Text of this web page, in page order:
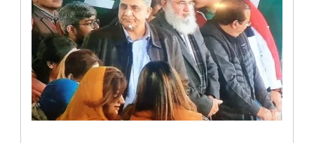
انٹرٹینمنٹ
صحت
قومی
خبریں